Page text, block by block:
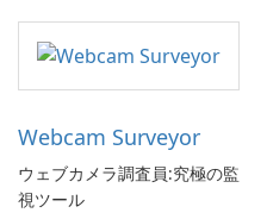
Webcam Surveyor
ウェブカメラ調査員:究極の監
視ツール